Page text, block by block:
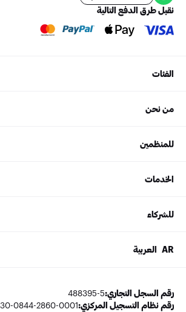
نقبل طرق الدفع التالية
الفئات
من نحن
للمنظمين
الخدمات
للشركاء
AR العربية
رقم السجل التجاري:488395-5
رقم نظام التسجيل المركزي:0844-2860-0001